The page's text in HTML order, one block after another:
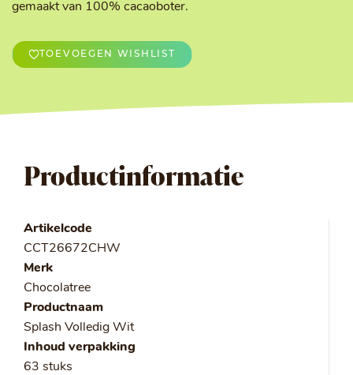
gemaakt van 100% cacaoboter.
TOEVOEGEN WISHLIST
Productinformatie
Artikelcode
CCT26672CHW
Merk
Chocolatree
Productnaam
Splash Volledig Wit
Inhoud verpakking
63 stuks